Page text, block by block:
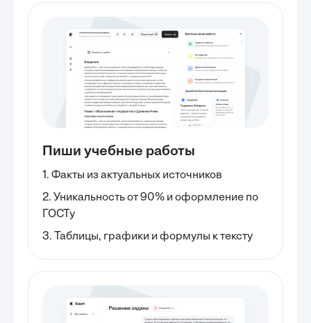
Пиши учебные работы
1. Факты из актуальных источников
2. Уникальность от 90% и оформление по
ГОСТу
3. Таблицы, графики и формулы к тексту